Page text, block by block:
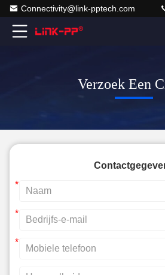
Connectivity@link-pptech.com
Verzoek Een